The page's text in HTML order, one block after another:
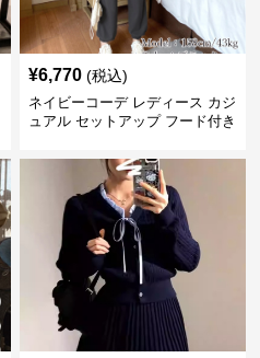
¥6,770 (税込)
ネイビーコーデ レディース カジ
ュアル セットアップ フード付き